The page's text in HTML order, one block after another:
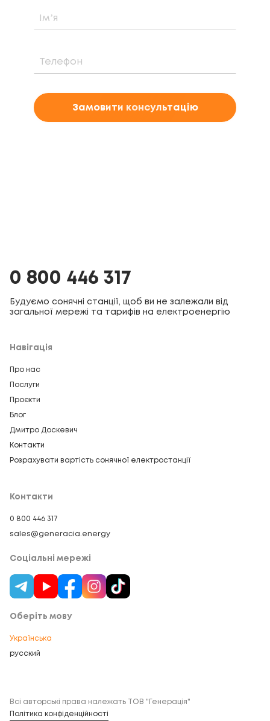
Замовити консультацію
0 800 446 317
Будуємо сонячні станції, щоб ви не залежали від
загальної мережі та тарифів на електроенергію
Навігація
Про нас
Послуги
Проєкти
Блог
Дмитро Доскевич
Контакти
Розрахувати вартість сонячної електростанції
Контакти
0 800 446 317
sales@generacia.energy
Соціальні мережі
Оберіть мову
Українська
русский
Всі авторські права належать ТОВ "Генерація"
Політика конфіденційності